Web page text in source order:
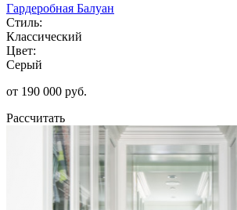
Гардеробная Балуан
Стиль:
Классический
Цвет:
Серый
от 190 000 руб.
Рассчитать